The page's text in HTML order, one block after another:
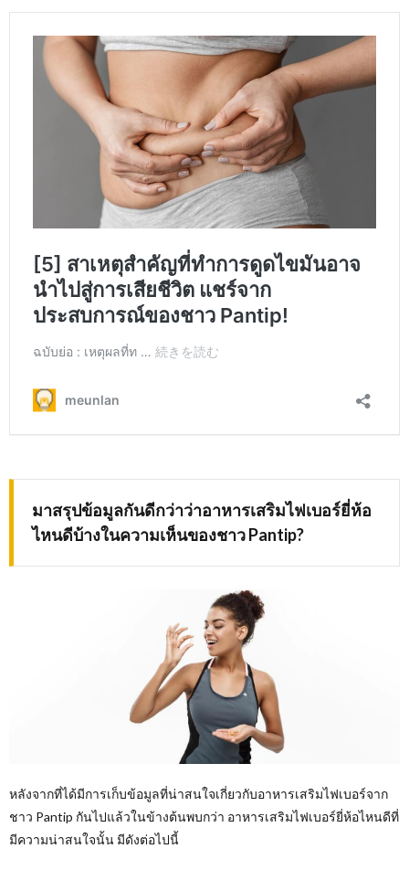
มาสรุปข้อมูลกันดีกว่าว่าอาหารเสริมไฟเบอร์ยี่ห้อ
ไหนดีบ้างในความเห็นของชาวPantip?
หลังจากที่ได้มีการเก็บข้อมูลที่น่าสนใจเกี่ยวกับอาหารเสริมไฟเบอร์จาก
ชาว Pantip กันไปแล้วในข้างต้นพบกว่า อาหารเสริมไฟเบอร์ยี่ห้อไหนดีที่
มีความน่าสนใจนั้น มีดังต่อไปนี้